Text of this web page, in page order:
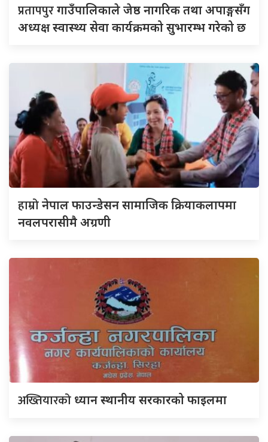
प्रतापपुरगाउँपालिकाले जेष्ठ नागरिक तथा अपाङ्गसँग
अध्यक्ष स्वास्थ्य सेवा कार्यक्रमको सुभारम्भ गरेको छ
हाम्रोनेपाल फाउन्डेसन सामाजिक क्रियाकलापमा
नवलपरासीमै अग्रणी
अख्तियारको ध्यान स्थानीय सरकारको फाइलमा